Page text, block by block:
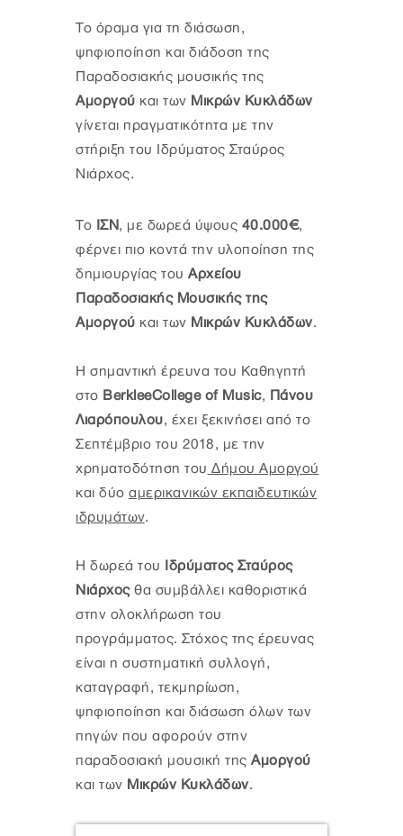
Το όραμα για τη διάσωση,
ψηφιοποίηση και διάδοση της
Παραδοσιακής μουσικής της
Αμοργού και των Μικρών Κυκλάδων
γίνεται πραγματικότητα με την
στήριξη του Ιδρύματος Σταύρος
Νιάρχος.
Το ΙΣΝ, με δωρεά ύψους 40.000€,
φέρνει πιο κοντά την υλοποίηση της
δημιουργίας του Αρχείου
Παραδοσιακής Μουσικής της
Αμοργού και των Μικρών Κυκλάδων.
H σημαντική έρευνα του Καθηγητή
στο BerkleeCollege of Music, Πάνου
Λιαρόπουλου, έχει ξεκινήσει από το
Σεπτέμβριο του 2018, με την
χρηματοδότηση του Δήμου Αμοργού
και δύο αμερικανικών εκπαιδευτικών
ιδρυμάτων.
Η δωρεά του
Ιδρύματος Σταύρος
Νιάρχος θα συμβάλλει καθοριστικά
στην ολοκλήρωση του
προγράμματος. Στόχος της έρευνας
είναι η συστηματική συλλογή,
καταγραφή, τεκμηρίωση,
ψηφιοποίηση και διάσωση όλων των
πηγών που αφορούν στην
παραδοσιακή μουσική της Αμοργού
και των Μικρών Κυκλάδων.